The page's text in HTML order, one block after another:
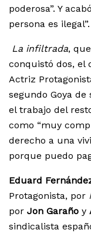
poderosa”. Y
persona es ilegal”.
La infiltrada,
conquistó dos, el
Actriz
segundo Goya
el trabajo del
como “muy
derecho a una
porque puedo
Eduard
Protagonista, por
por Jon Garaño y
sindicalista